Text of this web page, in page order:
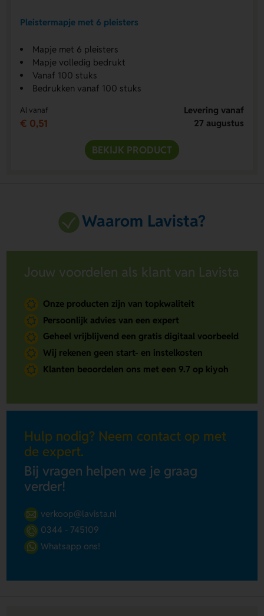
Pleistermapje met 6 pleisters
Mapje met 6 pleisters
Mapje volledig bedrukt
Vanaf 100 stuks
Bedrukken vanaf 100 stuks
Al vanaf
€ 0,51
Levering vanaf
27 augustus
BEKIJK PRODUCT
Waarom Lavista?
Jouw voordelen als klant van Lavista
Onze producten zijn van topkwaliteit
Persoonlijk advies van een expert
Geheel vrijblijvend een gratis digitaal voorbeeld
Wij rekenen geen start- en instelkosten
Klanten beoordelen ons met een 9.7 op kiyoh
Hulp nodig? Neem contact op met
de expert.
Bij vragen helpen we je graag
verder!
verkoop@lavista.nl
0344 - 745109
Whatsapp ons!